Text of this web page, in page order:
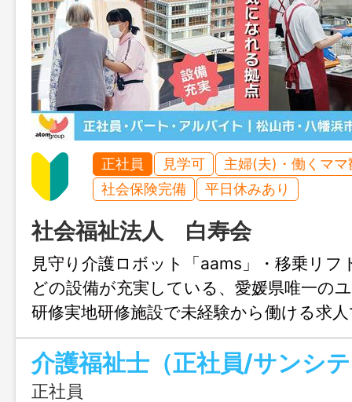
正社員 見学可
主婦(夫)・働くママ
社会保険完備
平日休みあり
社会福祉法人 白寿会
見守り介護ロボット「aams」・移乗リフ
どの設備が充実している、愛媛県唯一の
研修実地研修施設で未経験から働ける求
を一望しながらリフレッシュしつつ、個
きるのが魅力◎ 職場見学で他の施設と異
てみてください♪
介護福祉士（正社員/サンシ
正社員